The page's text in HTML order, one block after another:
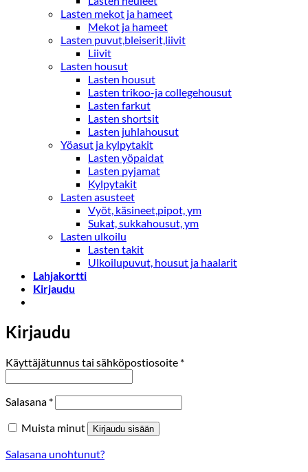
Lasten mekot ja hameet
Mekot ja hameet
Lasten puvut,bleiserit,liivit
Liivit
Lasten housut
Lasten housut
Lasten trikoo-ja collegehousut
Lasten farkut
Lasten shortsit
Lasten juhlahousut
Yöasut ja kylpytakit
Lasten yöpaidat
Lasten pyjamat
Kylpytakit
Lasten asusteet
Vyöt, käsineet,pipot, ym
Sukat, sukkahousut, ym
Lasten ulkoilu
Lasten takit
Ulkoilupuvut, housut ja haalarit
Lahjakortti
Kirjaudu
Kirjaudu
Käyttäjätunnus tai sähköpostiosoite *Vaaditaan
Salasana *Vaaditaan
Muista minut Kirjaudu sisään
Salasana unohtunut?